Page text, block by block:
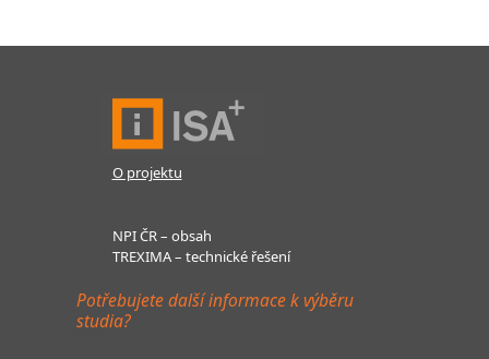
O projektu
NPI ČR – obsah
TREXIMA – technické řešení
Potřebujete další informace k výběru
studia?